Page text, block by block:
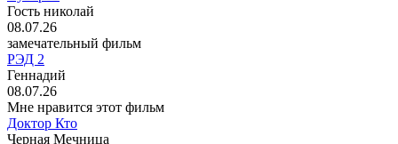
Гость николай
08.07.26
замечательный фильм
РЭД 2
Геннадий
08.07.26
Мне нравится этот фильм
Доктор Кто
Черная Мечница